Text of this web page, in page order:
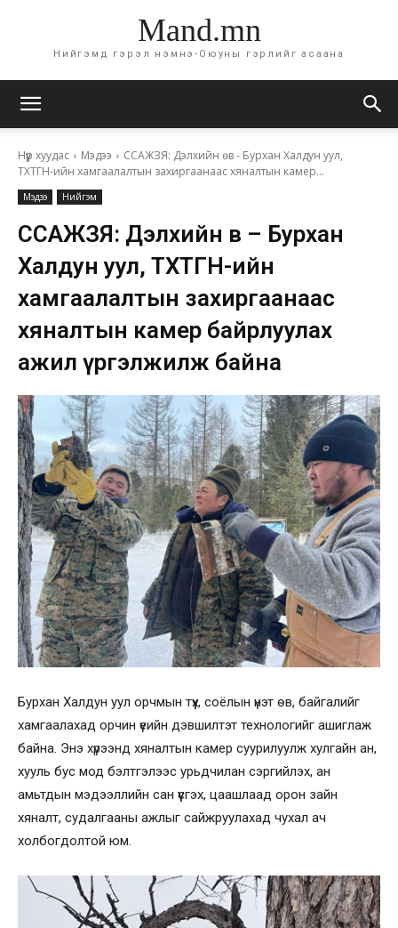
Mand.mn
Нийгэмд гэрэл нэмнэ-Оюуны гэрлийг асаана
Нүүр хуудас Мэдээ
ССАЖЗЯ: Дэлхийн өв - Бурхан Халдун уул,
ТХТГН-ийн хамгаалалтын захиргаанаас хяналтын камер...
Мэдээ Нийгэм
ССАЖЗЯ: Дэлхийн өв – Бурхан
Халдун уул, ТХТГН-ийн
хамгаалалтын захиргаанаас
хяналтын камер байрлуулах
ажил үргэлжилж байна
Бурхан Халдун уул орчмын түүх, соёлын үнэт өв, байгалийг
хамгаалахад орчин үеийн дэвшилтэт технологийг ашиглаж
байна. Энэ хүрээнд хяналтын камер суурилуулж хулгайн ан,
хууль бус мод бэлтгэлээс урьдчилан сэргийлэх, ан
амьтдын мэдээллийн сан үүсгэх, цаашлаад орон зайн
хяналт, судалгааны ажлыг сайжруулахад чухал ач
холбогдолтой юм.